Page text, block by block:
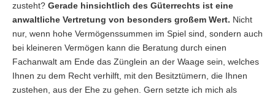
zusteht? Gerade hinsichtlich des Güterrechts ist eine
anwaltliche Vertretung von besonders großem Wert. Nicht
nur, wenn hohe Vermögenssummen im Spiel sind, sondern auch
bei kleineren Vermögen kann die Beratung durch einen
Fachanwalt am Ende das Zünglein an der Waage sein, welches
Ihnen zu dem Recht verhilft, mit den Besitztümern, die Ihnen
zustehen, aus der Ehe zu gehen. Gern setzte ich mich als